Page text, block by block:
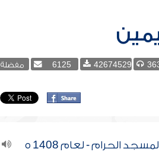
42674529
6125 مفضلة
17 الحرام - لعام 1408 ه